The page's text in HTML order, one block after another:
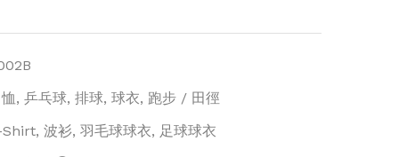
, 乒乓球, 排球, 球衣, 跑步 / 田徑
Shirt, 波衫, 羽毛球球衣, 足球球衣